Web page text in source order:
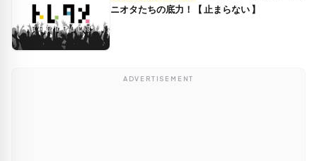
ニオタたちの底力！【 止まらない 】
ADVERTISEMENT